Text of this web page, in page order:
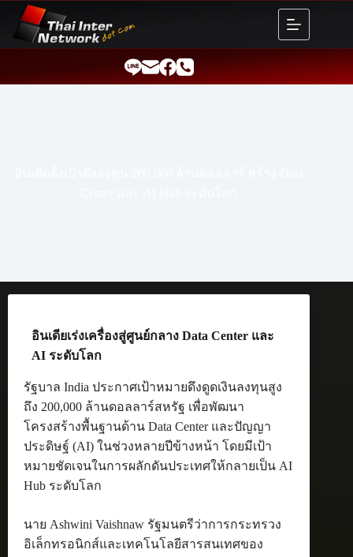
content
อินเดียเร่งเครื่องสู่ศูนย์กลาง Data Center และ
AI ระดับโลก
รัฐบาล India ประกาศเป้าหมายดึงดูดเงินลงทุนสูง
ถึง 200,000 ล้านดอลลาร์สหรัฐ เพื่อพัฒนา
โครงสร้างพื้นฐานด้าน Data Center และปัญญา
ประดิษฐ์ (AI) ในช่วงหลายปีข้างหน้า โดยมีเป้า
หมายชัดเจนในการผลักดันประเทศให้กลายเป็น AI
Hub ระดับโลก
นาย Ashwini Vaishnaw รัฐมนตรีว่าการกระทรวง
อิเล็กทรอนิกส์และเทคโนโลยีสารสนเทศของ